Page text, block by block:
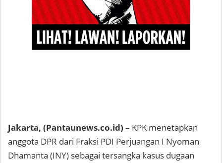
Jakarta, (Pantaunews.co.id) – KPK menetapkan
anggota DPR dari Fraksi PDI Perjuangan I Nyoman
Dhamanta (INY) sebagai tersangka kasus dugaan